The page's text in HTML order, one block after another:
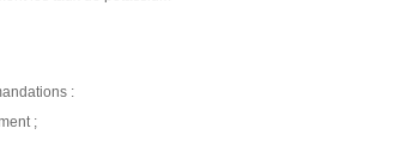
:
;